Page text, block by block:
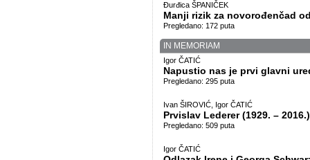
Đurđica ŠPANIČEK
Manji rizik za novorođenčad
Pregledano: 172 puta
IN MEMORIAM
Igor ČATIĆ
Napustio nas je prvi glavni
Pregledano: 295 puta
Ivan ŠIROVIĆ, Igor ČATIĆ
Prvislav Lederer (1929. – 2016.)
Pregledano: 509 puta
Igor ČATIĆ